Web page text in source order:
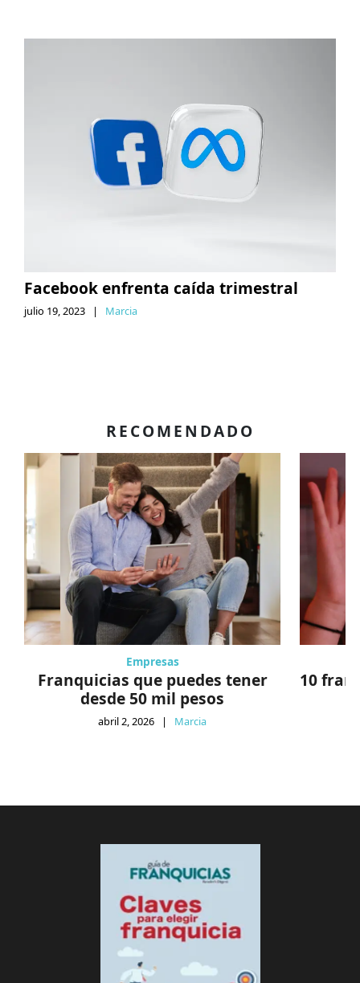
Facebook enfrenta caída trimestral
julio 19, 2023 | Marcia
RECOMENDADO
Empresas
Franquicias que puedes tener
desde 50 mil pesos
abril 2, 2026 | Marcia
10